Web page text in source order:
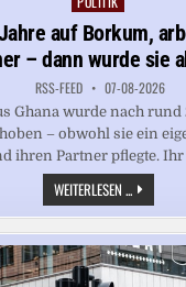
in
auf Borkum,
– dann wurde sie
RSS-FEED 07-08-2026
Ghana wurde nach rund
– obwohl sie ein
ihren Partner pflegte.
WEITERLESEN ...SIE
LEBTE
24
JAHRE
AUF
BORKUM,
ARBEITETE,